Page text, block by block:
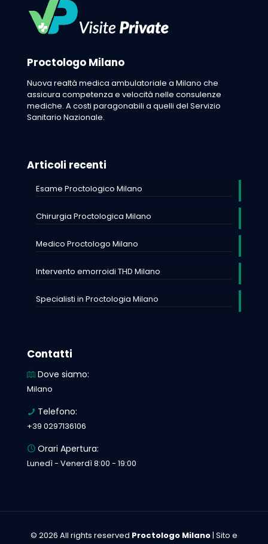
Proctologo Milano
Nuova realtà medica ambulatoriale a Milano che
assicura competenza e velocità nelle consulenze
mediche. A costi paragonabili a quelli del Servizio
Sanitario Nazionale.
Articoli recenti
Esame Proctologico Milano
Chirurgia Proctologica Milano
Medico Proctologo Milano
Intervento emorroidi THD Milano
Specialisti in Proctologia Milano
Contatti
Dove siamo:
Milano
Telefono:
+39 0297136106
Orari Apertura:
Lunedì - Venerdì 8:00 - 19:00
© 2026 All rights reserved Proctologo Milano| Sito e